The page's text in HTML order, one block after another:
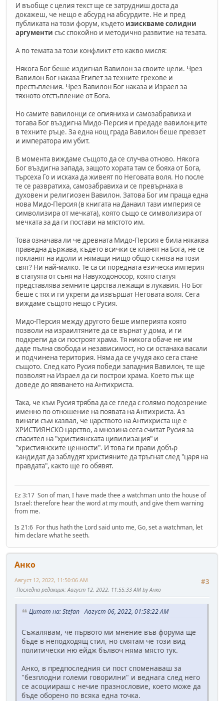
И въобще с целия текст ще се затрудниш доста да
докажеш, че нещо е абсурд на абсурдите. Не и пред
публиката на този форум, където изискваме солидни
аргументи със спокойно и методично развитие на тезата.
А по темата за този конфликт ето какво мисля:
Някога Бог беше издигнал Вавилон за своите цели. Чрез
Вавилон Бог наказа Египет за техните грехове и
престъпления. Чрез Вавилон Бог наказа и Израел за
тяхното отстъпление от Бога.
Но самите вавилонци се опияниха и самозабравиха и
тогава Бог въздигна Мидо-Персия и предаде вавилонците
в техните ръце. За една нощ града Вавилон беше превзет
и императора им убит.
В момента виждаме същото да се случва отново. Някога
Бог въздигна запада, защото хората там се бояха от Бога,
търсеха Го и искаха да живеят по Неговата воля. Но после
те се развратиха, самозабравиха и се превърнаха в
духовен и религиозен Вавилон. Затова Бог им праща една
нова Мидо-Персия (в книгата на Данаил тази империя се
символизира от мечката), която също се символизира от
мечката за да ги постави на мястото им.
Това означава ли че древната Мидо-Персия е била някаква
праведна държава, където всички се кланят на Бога, не се
покланят на идоли и нямащи нищо общо с княза на този
свят? Ни най-малко. Те са си поредната езическа империя
в статуята от съня на Навуходоносор, която статуя
представлява земните царства лежащи в лукавия. Но Бог
беше с тях и ги укрепи да извършат Неговата воля. Сега
виждаме същото нещо с Русия.
Мидо-Персия между другото беше империята която
позволи на израилтяните да се върнат у дома, и ги
подкрепи да си построят храма. Тя никога обаче не им
даде пълна свобода и независимост, но си останаха васали
и подчинена територия. Няма да се учудя ако сега стане
същото. След като Русия победи западния Вавилон, те ще
позволят на Израел да си построи храма. Което пък ще
доведе до явяването на Антихриста.
Така, че към Русия трябва да се гледа с голямо подозрение
именно по отношение на появата на Антихриста. Аз
винаги съм казвал, че царството на Антихриста ще е
ХРИСТИЯНСКО царство, а мнозина сега считат Русия за
спасител на "християнската цивилизация" и
"християнските ценности". И това ги прави добър
кандидат да заблудят християните да тръгнат след "царя на
правдата", както ще го обявят.
Ez 3:17 Son of man, I have made thee a watchman unto the house of
Israel: therefore hear the word at my mouth, and give them warning
from me.
Is 21:6 For thus hath the Lord said unto me, Go, set a watchman, let
him declare what he seeth.
Анко
#3
Август 12, 2022, 11:50:06 AM
Последна редакция: Август 12, 2022, 11:55:33 AM by Анко
Цитат на: Stefan - Август 06, 2022, 01:58:22 AM
Съжалявам, че първото ми мнение във форума ще
бъде в неподходящ стил, но смятам че този вид
политически ню ейдж бълвоч няма място тук.
Анко, в предпоследния си пост споменаваш за
"безплодни големи говорилни" и веднага след него
се асоциираш с нечие празнословие, което може да
бъде оборено по всяка една точка.